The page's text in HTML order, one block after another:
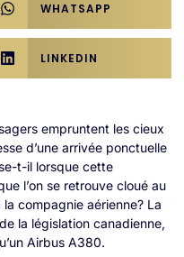
WHATSAPP
LINKEDIN
empruntent les cieux
d’une arrivée ponctuelle
t-il lorsque cette
l’on se retrouve cloué au
compagnie aérienne? La
la législation canadienne,
Airbus A380.